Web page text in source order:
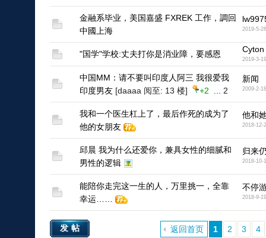
金融系毕业，美国嘉盛 FXREK 工作，調回
中國上海
2019-5-28
"国学"学校:丈夫打你是消业障，要感恩 Cyton
2019-3-19
中国MM：请不要叫印度人阿三 我很爱我
印度男友 [daaaa 阅至: 13 楼] +2 2
新闻
2009-2-18
我和一个医生杠上了，最后作死的成为了
他的女朋友
他和
2018-12-
邱晨 我为什么还爱你，兼具女性的细腻和
男性的逻辑
归来
2018-10-
能陪你走完这一生的人，万里挑一，全靠
幸运……
不停
2018-9-19
1 2 3 4
返回首页
发帖